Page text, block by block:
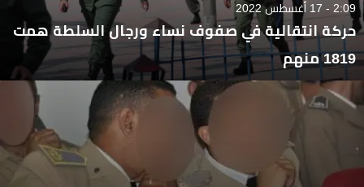
2:09 - 17 أغسطس 2022
حركة انتقالية في صفوف نساء ورجال السلطة همت
1819 منهم